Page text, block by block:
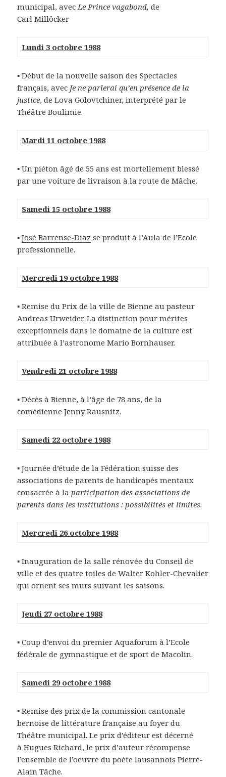
municipal, avecLe Prince vagabond,de
Carl Millôcker
Lundi 3 octobre 1988
▪ Début de la nouvelle saison des Spectacles
français, avec Je ne parlerai qu’en présence de la
justice, de Lova Golovtchiner, interprété par le
Théâtre Boulimie.
Mardi 11 octobre 1988
▪ Un piéton âgé de 55 ans est mortellement blessé
par une voiture de livraison à la route de Mâche.
Samedi 15 octobre 1988
▪José Barrense-Diaz se produit à l’Aula de l’Ecole
professionnelle.
Mercredi 19 octobre 1988
▪ Remise du Prix de la ville de Bienne au pasteur
Andreas Urweider. La distinction pour mérites
exceptionnels dans le domaine de la culture est
attribuée à l’astronome Mario Bornhauser.
Vendredi 21 octobre 1988
▪ Décès à Bienne, à l’âge de 78 ans, de la
comédienne Jenny Rausnitz.
Samedi 22 octobre 1988
▪ Journée d’étude de la Fédération suisse des
associations de parents de handicapés mentaux
consacrée à laparticipation des associations de
parents dans les institutions : possibilités et limites.
Mercredi 26 octobre 1988
▪ Inauguration de la salle rénovée du Conseil de
ville et des quatre toiles de Walter Kohler-Chevalier
qui ornent ses murs suivant les saisons.
Jeudi 27 octobre 1988
▪ Coup d’envoi du premier Aquaforum à l’Ecole
fédérale de gymnastique et de sport de Macolin.
Samedi 29 octobre 1988
▪ Remise des prix de la commission cantonale
bernoise de littérature française au foyer du
Théâtre municipal. Le prix d’éditeur est décerné
à Hugues Richard, le prix d’auteur récompense
l’ensemble de l’oeuvre du poète lausannois Pierre-
Alain Tâche.